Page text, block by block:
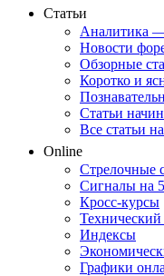
Статьи
Аналитика
Новости
Обзорные
Коротко и
Статьи
Все статьи
Online
Стрелочные
Сигналы на
Кросс-курсы
Технический
Индексы
Графики